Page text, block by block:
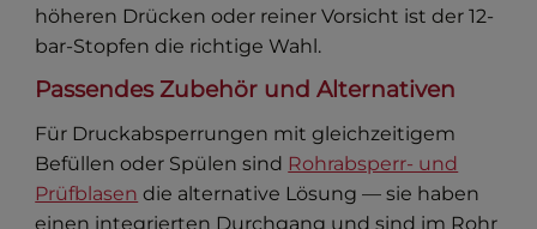
höheren Drücken oder reiner Vorsicht ist der 12-
bar-Stopfen die richtige Wahl.
Passendes Zubehör und Alternativen
Für Druckabsperrungen mit gleichzeitigem
Befüllen oder Spülen sind Rohrabsperr- und
Prüfblasen die alternative Lösung — sie haben
einen integrierten Durchgang und sind im Rohr